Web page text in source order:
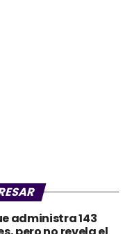
administra 143